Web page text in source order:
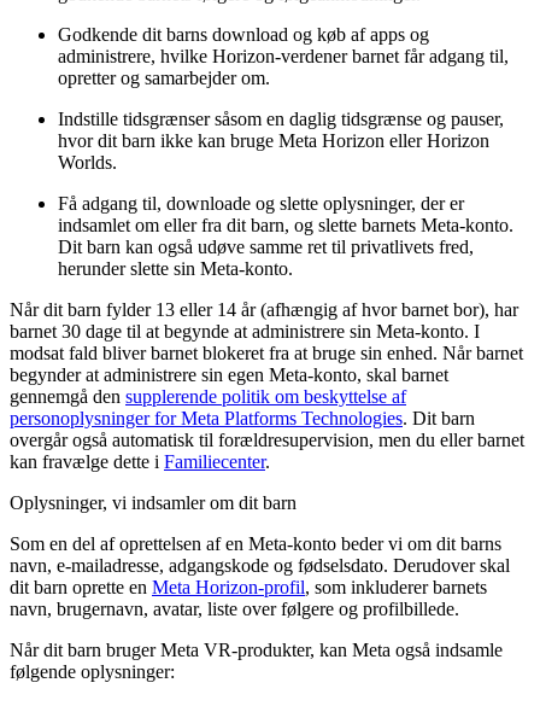
Godkende dit barns download og køb af apps og
administrere, hvilke Horizon-verdener barnet får adgang til,
opretter og samarbejder om.
Indstille tidsgrænser såsom en daglig tidsgrænse og pauser,
hvor dit barn ikke kan bruge Meta Horizon eller Horizon
Worlds.
Få adgang til, downloade og slette oplysninger, der er
indsamlet om eller fra dit barn, og slette barnets Meta-konto.
Dit barn kan også udøve samme ret til privatlivets fred,
herunder slette sin Meta-konto.
Når dit barn fylder 13 eller 14 år (afhængig af hvor barnet bor), har
barnet 30 dage til at begynde at administrere sin Meta-konto. I
modsat fald bliver barnet blokeret fra at bruge sin enhed. Når barnet
begynder at administrere sin egen Meta-konto, skal barnet
gennemgå den supplerende politik om beskyttelse af
personoplysninger for Meta Platforms Technologies. Dit barn
overgår også automatisk til forældresupervision, men du eller barnet
kan fravælge dette i Familiecenter.
Oplysninger, vi indsamler om dit barn
Som en del af oprettelsen af en Meta-konto beder vi om dit barns
navn, e-mailadresse, adgangskode og fødselsdato. Derudover skal
dit barn oprette en Meta Horizon-profil, som inkluderer barnets
navn, brugernavn, avatar, liste over følgere og profilbillede.
Når dit barn bruger Meta VR-produkter, kan Meta også indsamle
følgende oplysninger: